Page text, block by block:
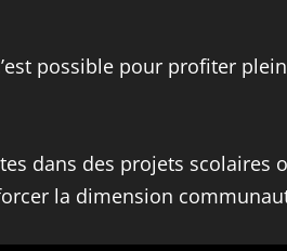
possible pour profiter
dans des projets scolaires
la dimension